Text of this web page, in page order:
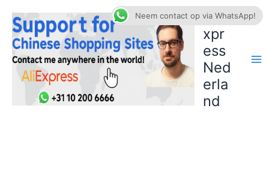
naar
inhoud
AliE
xpr
ess
Ned
erla
nd
Neem contact op via WhatsApp!